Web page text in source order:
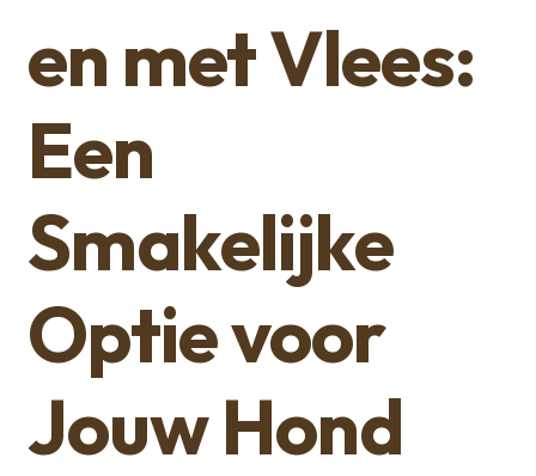
en met Vlees:
Een
Smakelijke
Optie voor
Jouw Hond